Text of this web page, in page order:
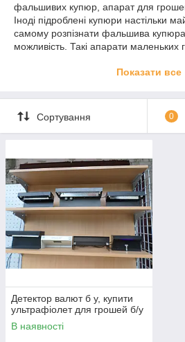
фальшивих купюр, апарат для
Іноді підроблені купюри настільки
самому розпізнати фальшива
можливість. Такі апарати маленьких
Наша компанія постійно поповнює
Показати все
Сортування 0
Детектор валют б у, купити
ультрафіолет для грошей б/у
В наявності